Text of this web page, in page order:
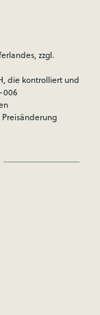
zzgl.
die kontrolliert und
006